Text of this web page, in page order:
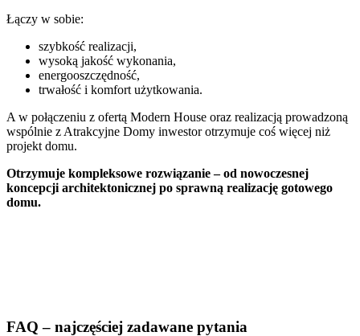
Łączy w sobie:
szybkość realizacji,
wysoką jakość wykonania,
energooszczędność,
trwałość i komfort użytkowania.
A w połączeniu z ofertą Modern House oraz realizacją prowadzoną
wspólnie z Atrakcyjne Domy inwestor otrzymuje coś więcej niż
projekt domu.
Otrzymuje kompleksowe rozwiązanie – od nowoczesnej
koncepcji architektonicznej po sprawną realizację gotowego
domu.
FAQ – najczęściej zadawane pytania